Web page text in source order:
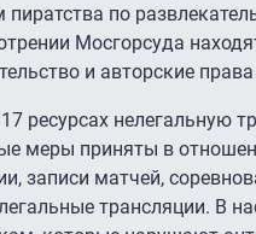
по
Мосгорсуда
и авторские
ресурсах нелегальную
меры приняты в
записи матчей,
трансляции. В